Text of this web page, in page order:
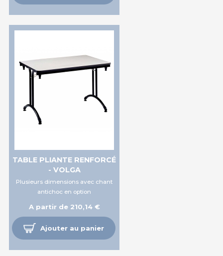
TABLE PLIANTE RENFORCÉ
- VOLGA
Plusieurs dimensions avec chant
antichoc en option
A partir de 210,14 €
Ajouter au panier